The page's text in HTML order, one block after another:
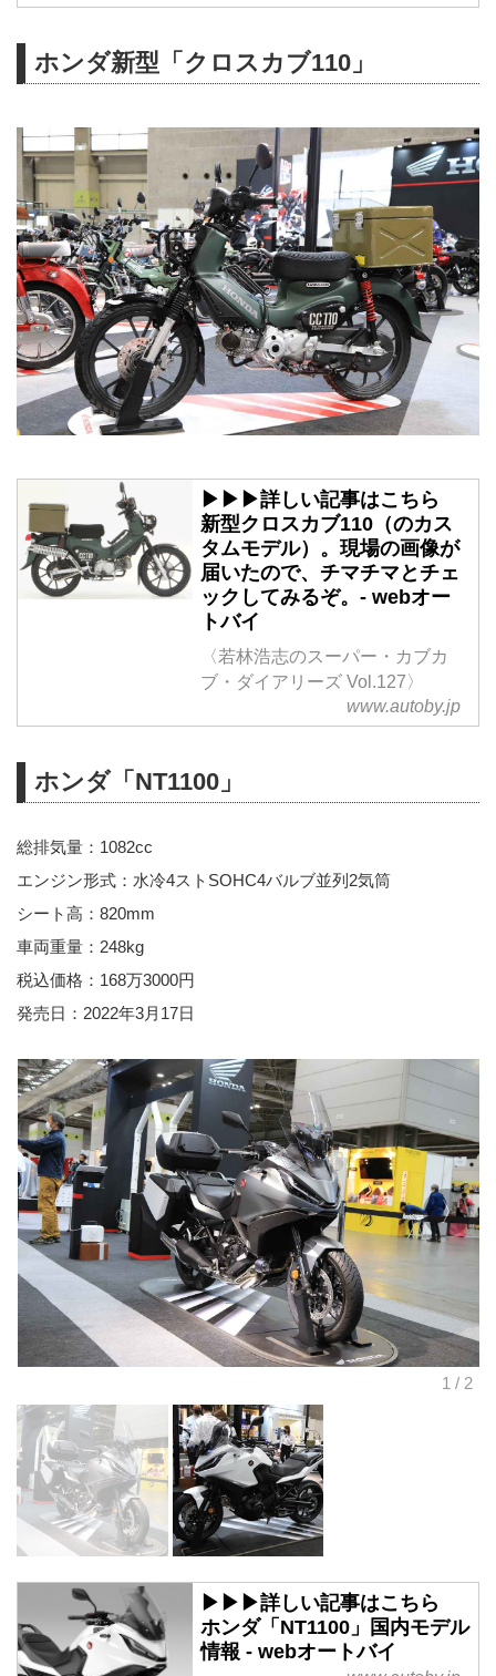
ホンダ新型「クロスカブ110」
▶▶▶詳しい記事はこちら
新型クロスカブ110（のカス
タムモデル）。現場の画像が
届いたので、チマチマとチェ
ックしてみるぞ。- webオー
トバイ
〈若林浩志のスーパー・カブカ
ブ・ダイアリーズ Vol.127〉
www.autoby.jp
ホンダ「NT1100」
総排気量：1082cc
エンジン形式：水冷4ストSOHC4バルブ並列2気筒
シート高：820mm
車両重量：248kg
税込価格：168万3000円
発売日：2022年3月17日
▶▶▶詳しい記事はこちら
ホンダ「NT1100」国内モデル
情報 - webオートバイ